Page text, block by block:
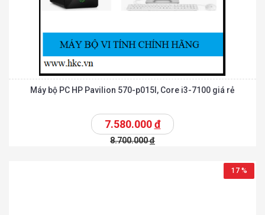
Máy bộ PC HP Pavilion 570-p015l, Core i3-7100 giá rẻ
7.580.000đ
8.700.000đ
17 %